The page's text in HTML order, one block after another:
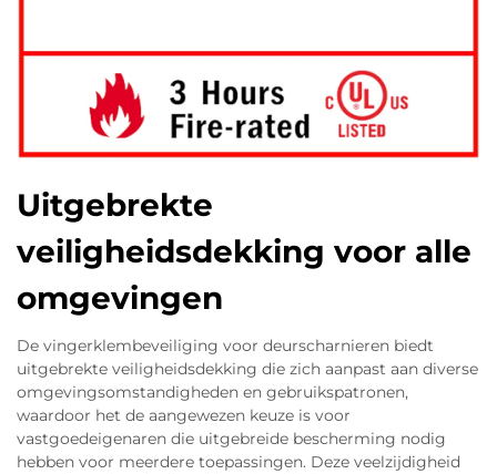
Uitgebrekte
veiligheidsdekking voor alle
omgevingen
De vingerklembeveiliging voor deurscharnieren biedt
uitgebrekte veiligheidsdekking die zich aanpast aan diverse
omgevingsomstandigheden en gebruikspatronen,
waardoor het de aangewezen keuze is voor
vastgoedeigenaren die uitgebreide bescherming nodig
hebben voor meerdere toepassingen. Deze veelzijdigheid